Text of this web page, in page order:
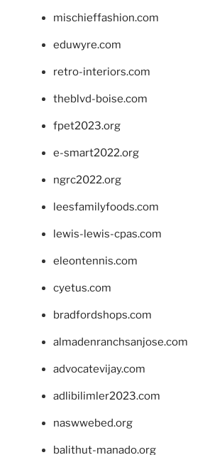
mischieffashion.com
eduwyre.com
retro-interiors.com
theblvd-boise.com
fpet2023.org
e-smart2022.org
ngrc2022.org
leesfamilyfoods.com
lewis-lewis-cpas.com
eleontennis.com
cyetus.com
bradfordshops.com
almadenranchsanjose.com
advocatevijay.com
adlibilimler2023.com
naswwebed.org
balithut-manado.org